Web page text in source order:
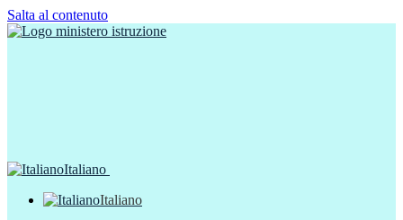
Salta al contenuto
Italiano
Italiano